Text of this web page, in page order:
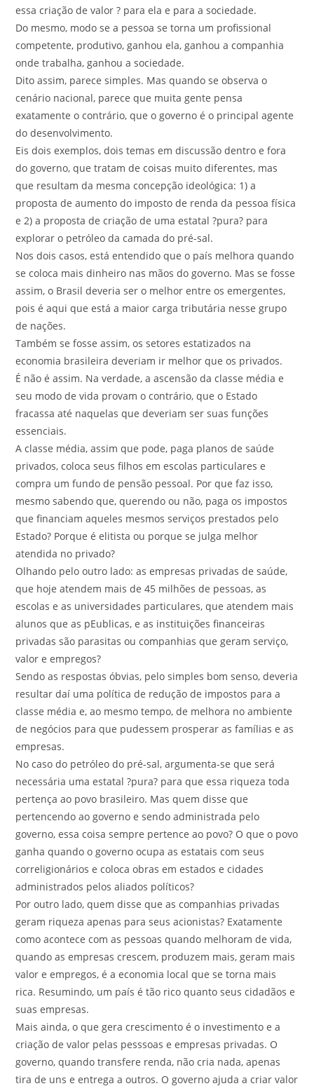
essa criação de valor ? para ela e para a sociedade.
Do mesmo, modo se a pessoa se torna um profissional
competente, produtivo, ganhou ela, ganhou a companhia
onde trabalha, ganhou a sociedade.
Dito assim, parece simples. Mas quando se observa o
cenário nacional, parece que muita gente pensa
exatamente o contrário, que o governo é o principal agente
do desenvolvimento.
Eis dois exemplos, dois temas em discussão dentro e fora
do governo, que tratam de coisas muito diferentes, mas
que resultam da mesma concepção ideológica: 1) a
proposta de aumento do imposto de renda da pessoa física
e 2) a proposta de criação de uma estatal ?pura? para
explorar o petróleo da camada do pré-sal.
Nos dois casos, está entendido que o país melhora quando
se coloca mais dinheiro nas mãos do governo. Mas se fosse
assim, o Brasil deveria ser o melhor entre os emergentes,
pois é aqui que está a maior carga tributária nesse grupo
de nações.
Também se fosse assim, os setores estatizados na
economia brasileira deveriam ir melhor que os privados.
É não é assim. Na verdade, a ascensão da classe média e
seu modo de vida provam o contrário, que o Estado
fracassa até naquelas que deveriam ser suas funções
essenciais.
A classe média, assim que pode, paga planos de saúde
privados, coloca seus filhos em escolas particulares e
compra um fundo de pensão pessoal. Por que faz isso,
mesmo sabendo que, querendo ou não, paga os impostos
que financiam aqueles mesmos serviços prestados pelo
Estado? Porque é elitista ou porque se julga melhor
atendida no privado?
Olhando pelo outro lado: as empresas privadas de saúde,
que hoje atendem mais de 45 milhões de pessoas, as
escolas e as universidades particulares, que atendem mais
alunos que as pEublicas, e as instituições financeiras
privadas são parasitas ou companhias que geram serviço,
valor e empregos?
Sendo as respostas óbvias, pelo simples bom senso, deveria
resultar daí uma política de redução de impostos para a
classe média e, ao mesmo tempo, de melhora no ambiente
de negócios para que pudessem prosperar as famílias e as
empresas.
No caso do petróleo do pré-sal, argumenta-se que será
necessária uma estatal ?pura? para que essa riqueza toda
pertença ao povo brasileiro. Mas quem disse que
pertencendo ao governo e sendo administrada pelo
governo, essa coisa sempre pertence ao povo? O que o povo
ganha quando o governo ocupa as estatais com seus
correligionários e coloca obras em estados e cidades
administrados pelos aliados políticos?
Por outro lado, quem disse que as companhias privadas
geram riqueza apenas para seus acionistas? Exatamente
como acontece com as pessoas quando melhoram de vida,
quando as empresas crescem, produzem mais, geram mais
valor e empregos, é a economia local que se torna mais
rica. Resumindo, um país é tão rico quanto seus cidadãos e
suas empresas.
Mais ainda, o que gera crescimento é o investimento e a
criação de valor pelas pesssoas e empresas privadas. O
governo, quando transfere renda, não cria nada, apenas
tira de uns e entrega a outros. O governo ajuda a criar valor